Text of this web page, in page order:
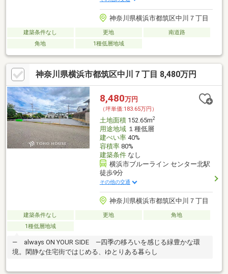
神奈川県横浜市都筑区中川７丁目
建築条件なし 更地
南道路
角地
1種低層地域
神奈川県横浜市都筑区中川７丁目 8,480万円
8,480万円
（坪単価:183.65万円）
土地面積152.65m2
用途地域１種低層
建ぺい率40%
容積率80%
建築条件なし
横浜市ブルーライン センター北駅
徒歩9分
その他の交通
神奈川県横浜市都筑区中川７丁目
建築条件なし 更地
角地
1種低層地域
― always ON YOUR SIDE ―四季の移ろいを感じる緑豊かな環
境。閑静な住宅街ではじめる、ゆとりある暮らし